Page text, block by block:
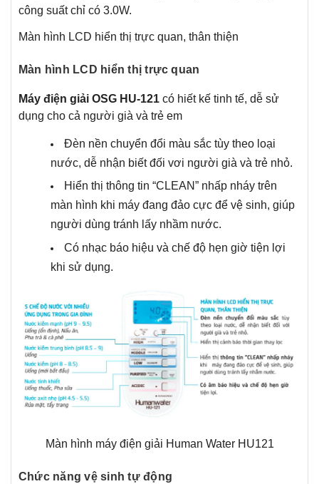
công suất chỉ có 3.0W.
Màn hình LCD hiển thị trực quan, thân thiện
Màn hình LCD hiển thị trực quan
Máy điện giải OSG HU-121 có hiết kế tinh tế, dễ sử
dụng cho cả người già và trẻ em
Đèn nền chuyển đổi màu sắc tùy theo loại
nước, dễ nhận biết đối vơi người già và trẻ nhỏ.
Hiển thị thông tin “CLEAN” nhấp nháy trên
màn hình khi máy đang đảo cực để vệ sinh, giúp
người dùng tránh lấy nhầm nước.
Có nhạc báo hiệu và chế độ hẹn giờ tiện lợi
khi sử dụng.
Màn hình máy điện giải Human Water HU121
Chức năng vệ sinh tự động